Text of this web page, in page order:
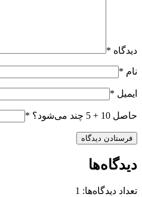
دیدگاه *
نام *
ایمیل *
حاصل 10 + 5 چند می‌شود؟ *
دیدگاه‌ها
تعداد دیدگاه‌ها: 1